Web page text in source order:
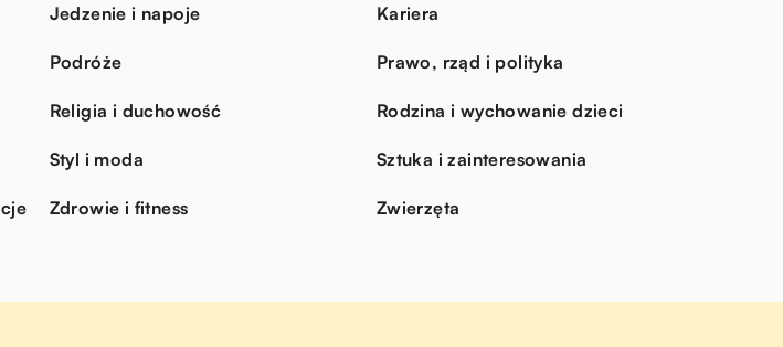
Jedzenie i napoje Kariera
Podróże Prawo, rząd i polityka
Religia i duchowość Rodzina i wychowanie dzieci
Styl i moda Sztuka i zainteresowania
Zdrowie i fitness Zwierzęta